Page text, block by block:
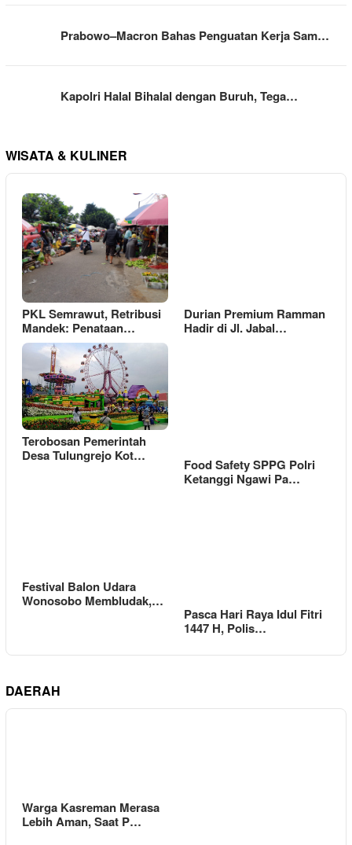
Prabowo–Macron Bahas Penguatan Kerja Sam…
Kapolri Halal Bihalal dengan Buruh, Tega…
WISATA & KULINER
PKL Semrawut, Retribusi
Mandek: Penataan…
Durian Premium Ramman
Hadir di Jl. Jabal…
Terobosan Pemerintah
Desa Tulungrejo Kot…
Food Safety SPPG Polri
Ketanggi Ngawi Pa…
Festival Balon Udara
Wonosobo Membludak,…
Pasca Hari Raya Idul Fitri
1447 H, Polis…
DAERAH
Warga Kasreman Merasa
Lebih Aman, Saat P…